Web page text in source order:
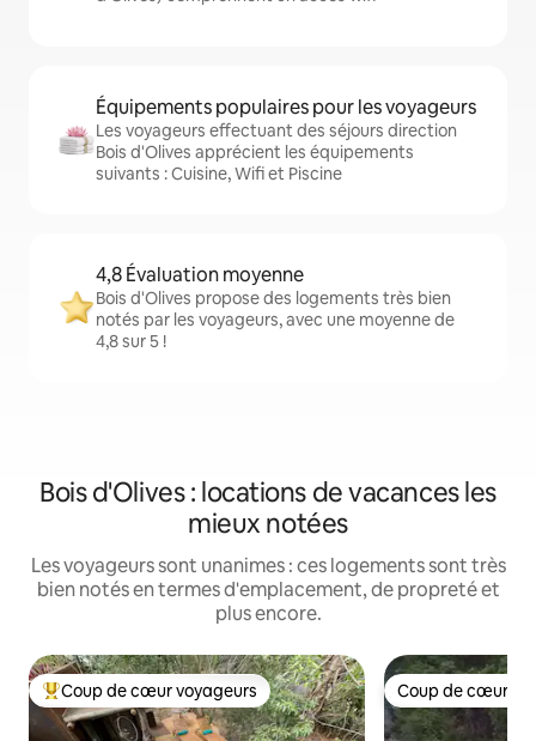
Équipements populaires pour les voyageurs
Les voyageurs effectuant des séjours direction
Bois d'Olives apprécient les équipements
suivants : Cuisine, Wifi et Piscine
4,8 Évaluation moyenne
Bois d'Olives propose des logements très bien
notés par les voyageurs, avec une moyenne de
4,8 sur 5 !
Bois d'Olives : locations de vacances les
mieux notées
Les voyageurs sont unanimes : ces logements sont très
bien notés en termes d'emplacement, de propreté et
plus encore.
Coups de cœur voyageurs les plus appréciés
Coup de cœur voyageurs Coup de cœur
Coup de cœur